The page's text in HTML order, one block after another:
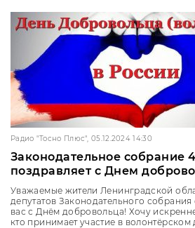
Радио "Тосно Плюс", 05.12.2024 14:30
Законодательное собрание
поздравляет с Днем
Уважаемые жители Ленинградской
депутатов Законодательного
вас с Днём добровольца! Хочу
кто принимает участие в волонтёрском